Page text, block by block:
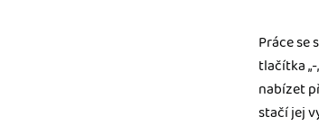
Práce se
tlačítka
nabízet
stačí jej